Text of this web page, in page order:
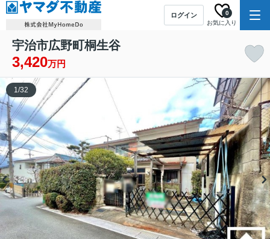
ログイン
お気に入り
0
宇治市広野町桐生谷
3,420万円
1/32